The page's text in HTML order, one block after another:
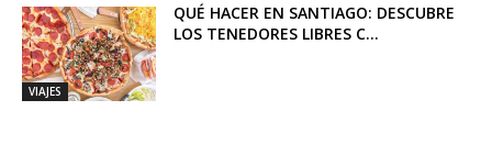
VIAJES
QUÉ HACER EN SANTIAGO: DESCUBRE
LOS TENEDORES LIBRES C...